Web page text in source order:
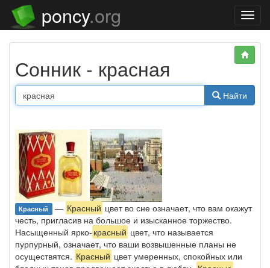
poncy.org
Сонник - красная
Найти
Красный — Красный цвет во сне означает, что вам окажут
честь, пригласив на большое и изысканное торжество.
Насыщенный ярко- красный цвет, что называется
пурпурный, означает, что ваши возвышенные планы не
осуществятся. Красный цвет умеренных, спокойных или